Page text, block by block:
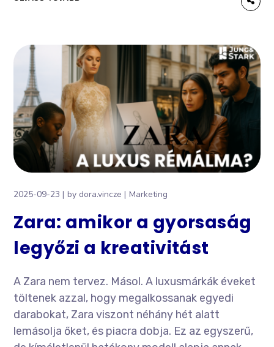
2025-09-23 by dora.vincze Marketing
Zara: amikor a gyorsaság
legyőzi a kreativitást
A Zara nem tervez. Másol. A luxusmárkák éveket
töltenek azzal, hogy megalkossanak egyedi
darabokat, Zara viszont néhány hét alatt
lemásolja őket, és piacra dobja. Ez az egyszerű,